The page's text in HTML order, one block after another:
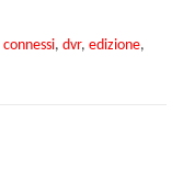
connessi, dvr, edizione,